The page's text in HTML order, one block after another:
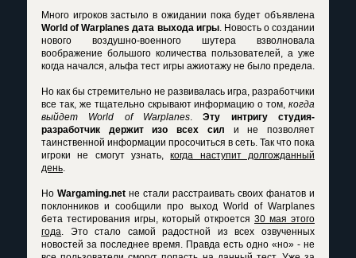
Много игроков застыло в ожидании пока будет объявлена
World of Warplanes дата выхода игры. Новость о создании
нового воздушно-военного шутера взволновала
воображение большого количества пользователей, а уже
когда начался, альфа тест игры ажиотажу не было предела.
Но как бы стремительно не развивалась игра, разработчики
все так, же тщательно скрывают информацию о том, когда
выйдет World of Warplanes.Эту интригу студия-
разработчик держит изо всех сил и не позволяет
таинственной информации просочиться в сеть. Так что пока
игроки не смогут узнать,когда наступит долгожданный
день.
Но Wargaming.net не стали расстраивать своих фанатов и
поклонников и сообщили про выход World of Warplanes
бета тестирования игры, который откроется 30 мая этого
года. Это стало самой радостной из всех озвученных
новостей за последнее время. Правда есть одно «но» - не